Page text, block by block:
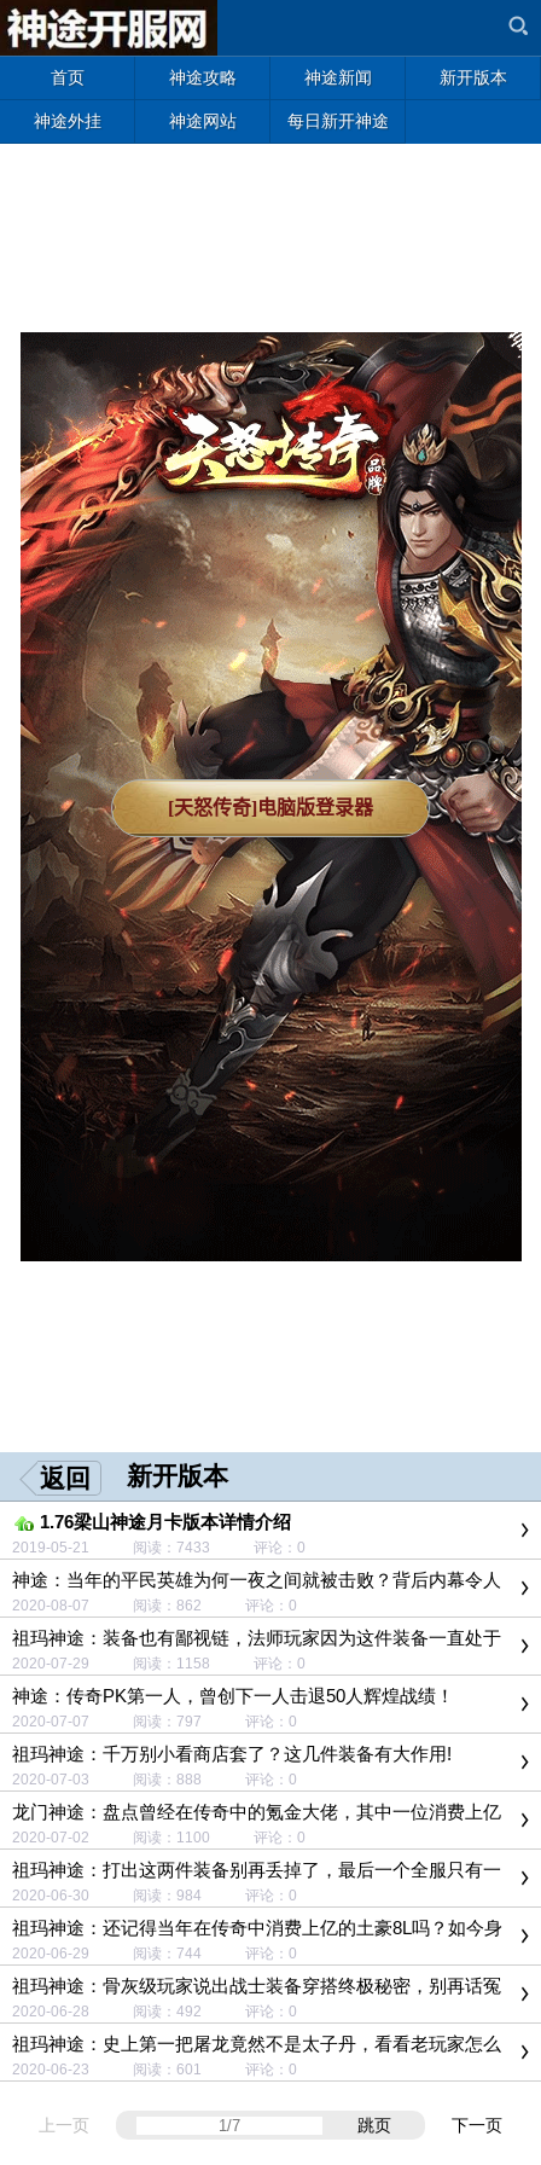
首页 神途攻略 神途新闻 新开版本
神途外挂 神途网站 每日新开神途
返回 新开版本
1.76梁山神途月卡版本详情介绍
2019-05-21 阅读：7433 评论：0
神途：当年的平民英雄为何一夜之间就被击败？背后内幕令人
担忧！
2020-08-07 阅读：862 评论：0
祖玛神途：装备也有鄙视链，法师玩家因为这件装备一直处于
鄙视链底层
2020-07-29 阅读：1158 评论：0
神途：传奇PK第一人，曾创下一人击退50人辉煌战绩！
2020-07-07 阅读：797 评论：0
祖玛神途：千万别小看商店套了？这几件装备有大作用!
2020-07-03 阅读：888 评论：0
龙门神途：盘点曾经在传奇中的氪金大佬，其中一位消费上亿
元！
2020-07-02 阅读：1100 评论：0
祖玛神途：打出这两件装备别再丢掉了，最后一个全服只有一
件！
2020-06-30 阅读：984 评论：0
祖玛神途：还记得当年在传奇中消费上亿的土豪8L吗？如今身
份被曝光！
2020-06-29 阅读：744 评论：0
祖玛神途：骨灰级玩家说出战士装备穿搭终极秘密，别再话冤
枉钱了！
2020-06-28 阅读：492 评论：0
祖玛神途：史上第一把屠龙竟然不是太子丹，看看老玩家怎么
说
2020-06-23 阅读：601 评论：0
上一页 跳页 下一页